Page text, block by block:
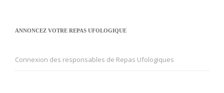
ANNONCEZ VOTRE REPAS UFOLOGIQUE
Connexion des responsables de Repas Ufologiques